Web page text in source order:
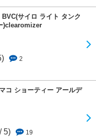
サイロ ライト タンク
)clearomizer
2
コ ショーティー アールデ
5) 19